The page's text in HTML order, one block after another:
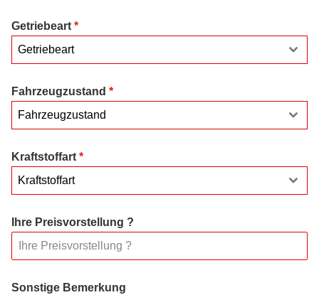
Getriebeart *
Getriebeart
Fahrzeugzustand *
Fahrzeugzustand
Kraftstoffart *
Kraftstoffart
Ihre Preisvorstellung ?
Sonstige Bemerkung